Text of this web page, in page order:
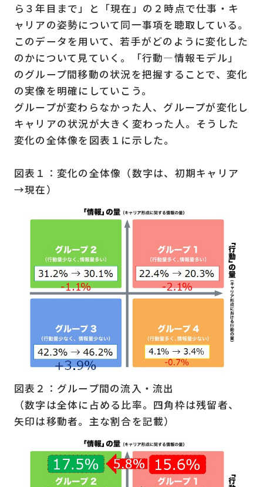
ら３年目まで」と「現在」の２時点で仕事・キ
ャリアの姿勢について同一事項を聴取している。
このデータを用いて、若手がどのように変化した
のかについて見ていく。「行動―情報モデル」
のグループ間移動の状況を把握することで、変化
の実像を明確にしていこう。
グループが変わらなかった人、グループが変化し
キャリアの状況が大きく変わった人。そうした
変化の全体像を図表１に示した。
図表１：変化の全体像（数字は、初期キャリア
→現在）
図表２：グループ間の流入・流出
（数字は全体に占める比率。四角枠は残留者、
矢印は移動者。主な割合を記載）